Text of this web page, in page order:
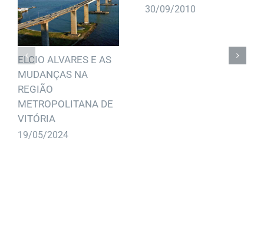
ELCIO ALVARES E AS
MUDANÇAS NA
REGIÃO
METROPOLITANA DE
VITÓRIA
19/05/2024
30/09/2010